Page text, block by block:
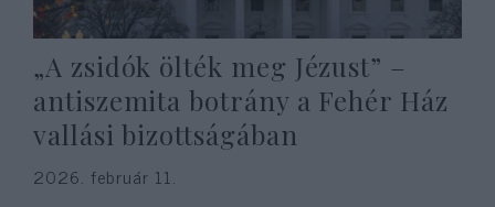
„A zsidók ölték meg Jézust” –
antiszemita botrány a Fehér Ház
vallási bizottságában
2026. február 11.